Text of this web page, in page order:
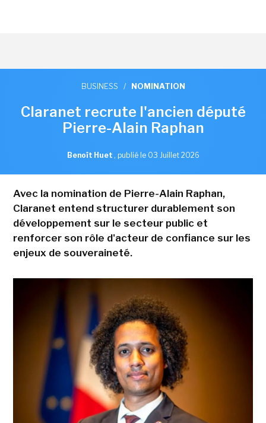
BUSINESS / NOMINATION
Claranet recrute l'ancien député
Pierre-Alain Raphan
Benoît Huet , publié le 03 Juillet 2026
Avec la nomination de Pierre-Alain Raphan,
Claranet entend structurer durablement son
développement sur le secteur public et
renforcer son rôle d'acteur de confiance sur les
enjeux de souveraineté.